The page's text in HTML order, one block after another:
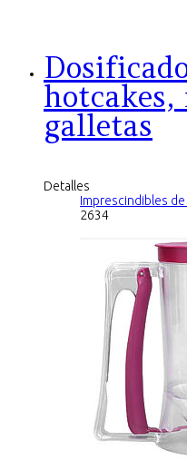
galletas
Detalles
Imprescindibles
2634